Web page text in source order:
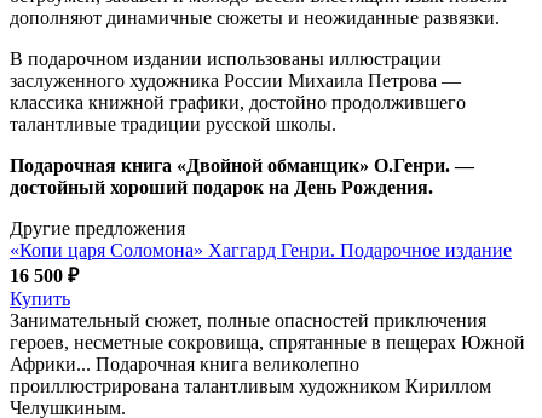
дополняют динамичные сюжеты и неожиданные развязки.
В подарочном издании использованы иллюстрации
заслуженного художника России Михаила Петрова —
классика книжной графики, достойно продолжившего
талантливые традиции русской школы.
Подарочная книга «Двойной обманщик» О.Генри. —
достойный хороший подарок на День Рождения.
Другие предложения
«Копи царя Соломона» Хаггард Генри. Подарочное издание
16 500 ₽
Купить
Занимательный сюжет, полные опасностей приключения
героев, несметные сокровища, спрятанные в пещерах Южной
Африки... Подарочная книга великолепно
проиллюстрирована талантливым художником Кириллом
Челушкиным.